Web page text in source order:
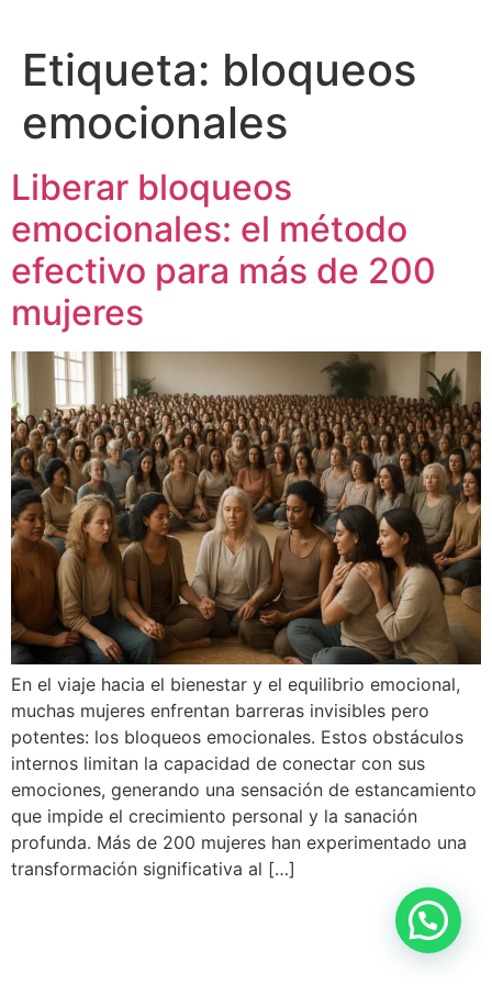
Etiqueta: bloqueos
emocionales
Liberar bloqueos
emocionales: el método
efectivo para más de 200
mujeres
En el viaje hacia el bienestar y el equilibrio emocional,
muchas mujeres enfrentan barreras invisibles pero
potentes: los bloqueos emocionales. Estos obstáculos
internos limitan la capacidad de conectar con sus
emociones, generando una sensación de estancamiento
que impide el crecimiento personal y la sanación
profunda. Más de 200 mujeres han experimentado una
transformación significativa al […]